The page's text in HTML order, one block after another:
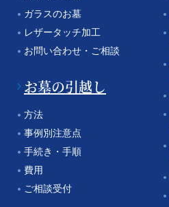
ガラスのお墓
レザータッチ加工
お問い合わせ・ご相談
お墓の引越し
方法
事例別注意点
手続き・手順
費用
ご相談受付